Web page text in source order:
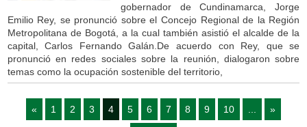
gobernador de Cundinamarca, Jorge
Emilio Rey, se pronunció sobre el Concejo Regional de la Región
Metropolitana de Bogotá, a la cual también asistió el alcalde de la
capital, Carlos Fernando Galán.De acuerdo con Rey, que se
pronunció en redes sociales sobre la reunión, dialogaron sobre
temas como la ocupación sostenible del territorio,
« 1 2 3 4 5 6 7 8 9 10 »